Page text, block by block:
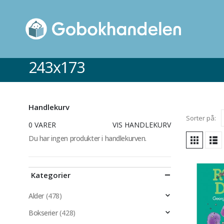
243x173
Sorter på:
Handlekurv
0 VARER
VIS HANDLEKURV
Du har ingen produkter i handlekurven.
Kategorier
Alder (478)
Bokserier(428)